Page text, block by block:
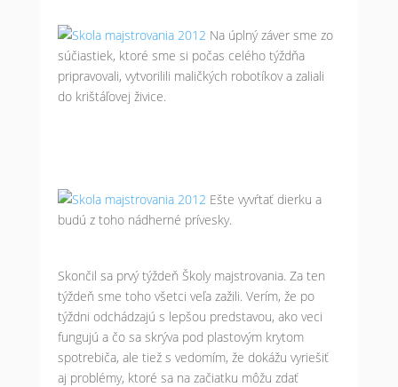
Na úplný záver sme zo
súčiastiek, ktoré sme si počas celého týždňa
pripravovali, vytvorilili maličkých robotíkov a zaliali
do krištáľovej živice.
Ešte vyvŕtať dierku a
budú z toho nádherné prívesky.
Skončil sa prvý týždeň Školy majstrovania. Za ten
týždeň sme toho všetci veľa zažili. Verím, že po
týždni odchádzajú s lepšou predstavou, ako veci
fungujú a čo sa skrýva pod plastovým krytom
spotrebiča, ale tiež s vedomím, že dokážu vyriešiť
aj problémy, ktoré sa na začiatku môžu zdať